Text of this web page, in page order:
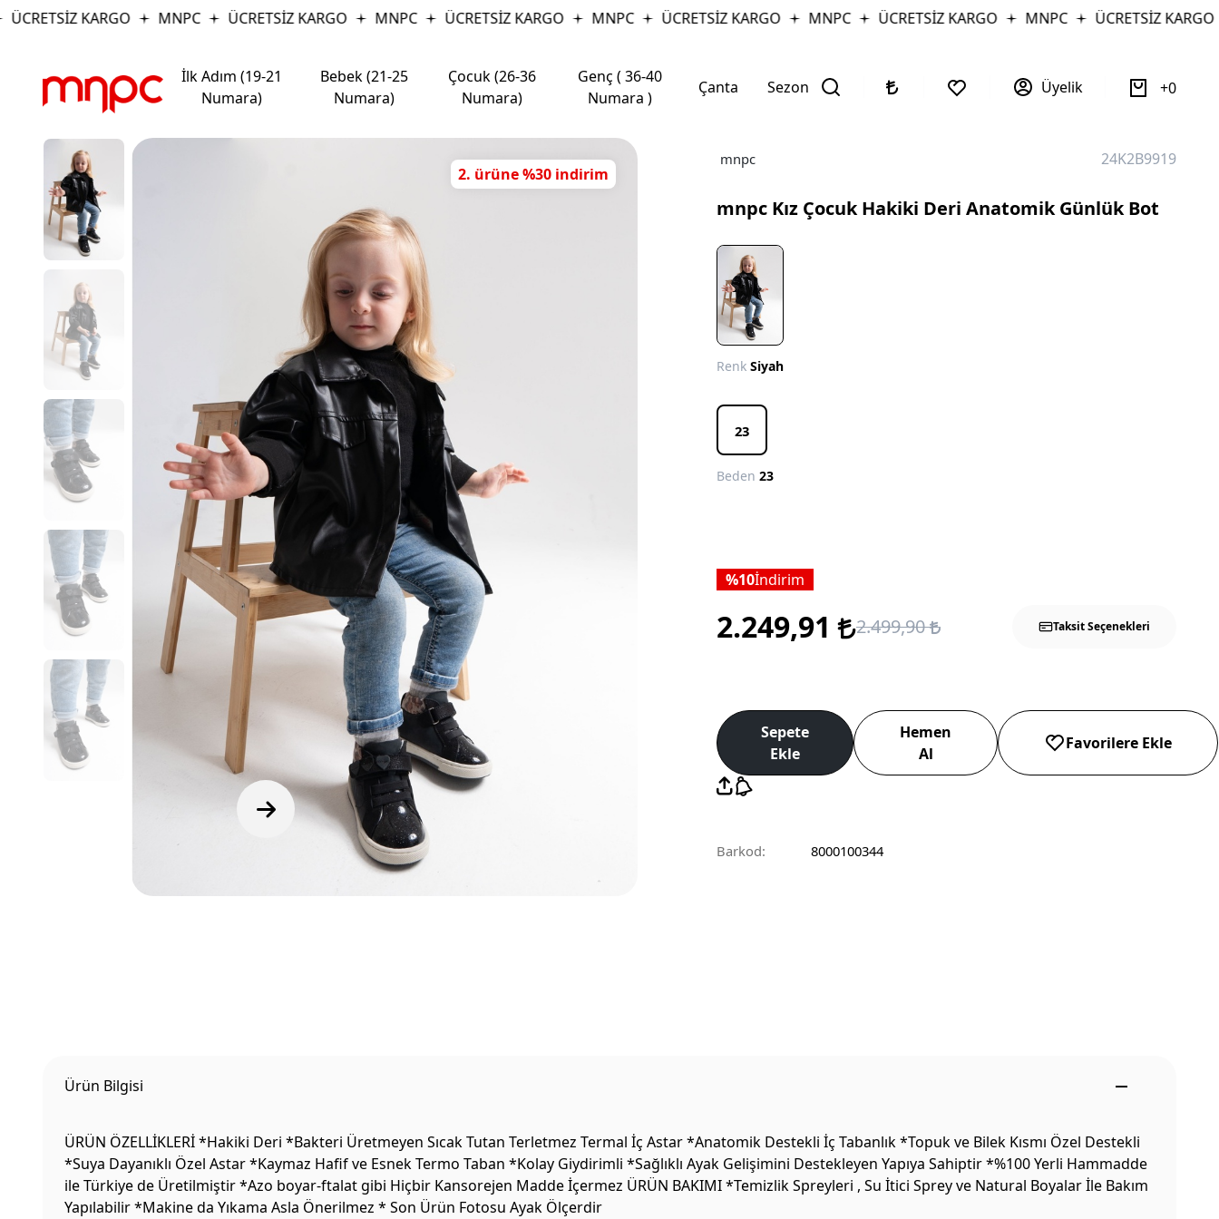
KARGO MNPC ÜCRETSİZ KARGO MNPC ÜCRETSİZ KARGO MNPC ÜCRETSİZ KARGO MNPC ÜCRETSİZ KARGO MNPC ÜCRETSİZ KARGO
İlk Adım (19-21
Numara)
Bebek (21-25
Numara)
Çocuk (26-36
Numara)
Genç ( 36-40
Numara )
Çanta Sezon Üyelik 0
2. ürüne %30 indirim
mnpc 24K2B9919
mnpc Kız Çocuk Hakiki Deri Anatomik Günlük Bot
RenkSiyah
23
Beden23
10İndirim
2.249,91 2.499,90 Taksit Seçenekleri
Sepete
Ekle
Hemen
Al
Favorilere Ekle
Barkod: 8000100344
Ürün Bilgisi
ÜRÜN ÖZELLİKLERİ *Hakiki Deri *Bakteri Üretmeyen Sıcak Tutan Terletmez Termal İç Astar *Anatomik Destekli İç Tabanlık *Topuk ve Bilek Kısmı Özel Destekli
*Suya Dayanıklı Özel Astar *Kaymaz Hafif ve Esnek Termo Taban *Kolay Giydirimli *Sağlıklı Ayak Gelişimini Destekleyen Yapıya Sahiptir *%100 Yerli Hammadde
ile Türkiye de Üretilmiştir *Azo boyar-ftalat gibi Hiçbir Kansorejen Madde İçermez ÜRÜN BAKIMI *Temizlik Spreyleri , Su İtici Sprey ve Natural Boyalar İle Bakım
Yapılabilir *Makine da Yıkama Asla Önerilmez * Son Ürün Fotosu Ayak Ölçerdir